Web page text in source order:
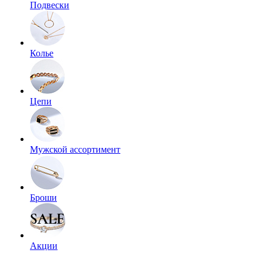
Подвески
Колье
Цепи
Мужской ассортимент
Броши
Акции